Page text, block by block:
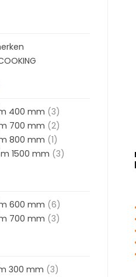
400 mm (3)
700 mm (2)
800 mm (1)
m 1500 mm (3)
600 mm (6)
700 mm (3)
300 mm (3)